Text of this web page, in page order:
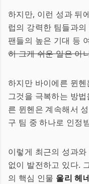
하지만, 이런 성과 뒤
럽의 강력한 팀들과
팬들의 높은 기대 등
히 그게 쉬운 일은 아
하지만 바이에른 뮌
그것을 극복하는 방
른 뮌헨은 계속해서
구 팀 중 하나로 인정
이렇게 최근의 성과
없이 발전하고 있다.
의 핵심 인물 울리 헤